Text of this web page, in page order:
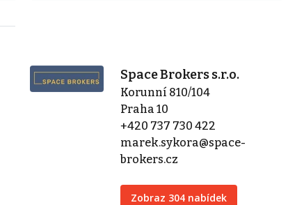
Space Brokers s.r.o.
Korunní 810/104
Praha 10
+420 737 730 422
marek.sykora@space-
brokers.cz
Zobraz 304 nabídek